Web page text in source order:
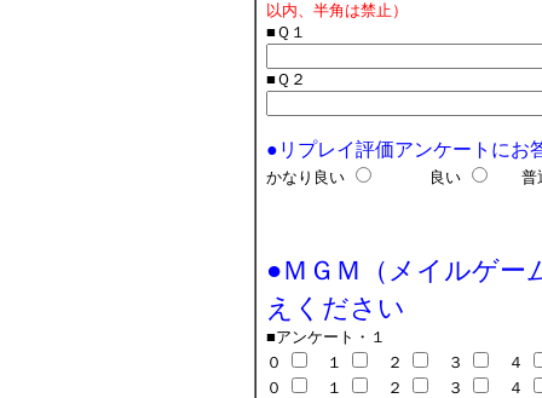
以内、半角は禁止）
■Ｑ１
■Ｑ２
●リプレイ評価アンケートにお
かなり良い 良い 普
●ＭＧＭ（メイルゲー
えください
■アンケート・１
０
１ ２ ３
４
０
１ ２ ３ ４